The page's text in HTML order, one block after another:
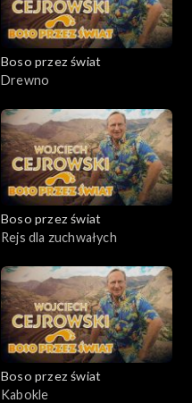
Boso przez świat
Drewno
Boso przez świat
Rejs dla zuchwałych
Boso przez świat
Kabokle